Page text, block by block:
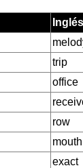
trip
office
row
mouth
exact